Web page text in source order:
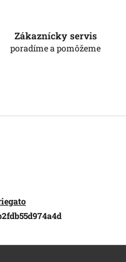
Zákaznícky servis
poradíme a pomôžeme